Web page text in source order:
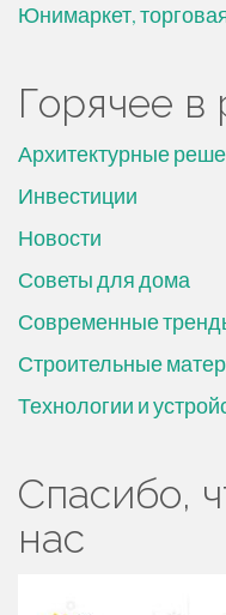
Юнимаркет,
Горячее в
Архитектурные
Инвестиции
Новости
Советы для дома
Современные
Строительные
Технологии и
Спасибо,
нас